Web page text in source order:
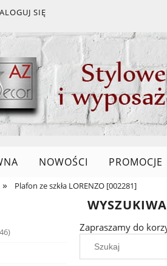
SIĘ
NOWOŚCI PROMOCJE
» Plafon ze szkła LORENZO [002281]
Zapraszamy do